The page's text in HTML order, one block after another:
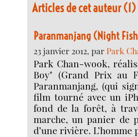
Articles de cet auteur (1)
Paranmanjang (Night
23 janvier 2012, par Park
Park Chan-wook,
Boy" (Grand Prix au
Paranmanjang, (qui
film tourné avec un
fond de la forêt, à
marche, un panier de
d’une rivière.